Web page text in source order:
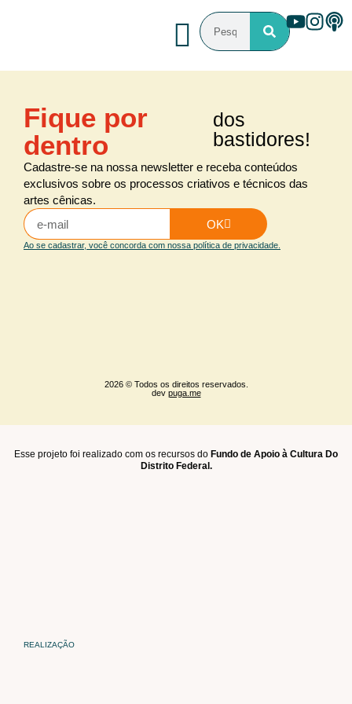
2026 © Todos os direitos reservados.
dev puga.me
dos
bastidores!
Fique por
dentro
Cadastre-se na nossa newsletter e receba conteúdos
exclusivos sobre os processos criativos e técnicos das
artes cênicas.
OK
Ao se cadastrar, você concorda com nossa política de privacidade.
Esse projeto foi realizado com os recursos do Fundo de Apoio à Cultura Do
Distrito Federal.
REALIZAÇÃO